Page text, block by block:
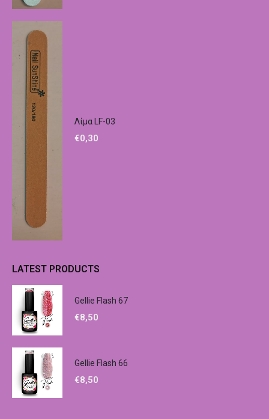
Λίμα LF-03
€0,30
LATEST PRODUCTS
Gellie Flash 67
€8,50
Gellie Flash 66
€8,50